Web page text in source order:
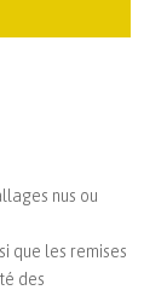
nus ou
que les remises
des